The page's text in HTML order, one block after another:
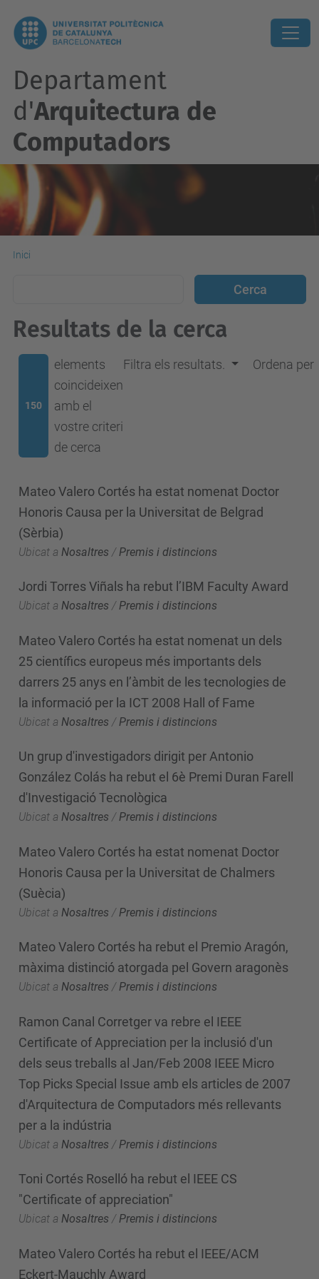
Departament
d'Arquitectura de
Computadors
Inici
Resultats de la cerca
150
elements
coincideixen
amb el
vostre criteri
de cerca
Filtra els resultats. Ordena per
Mateo Valero Cortés ha estat nomenat Doctor
Honoris Causa per la Universitat de Belgrad
(Sèrbia)
Ubicat a Nosaltres / Premis i distincions
Jordi Torres Viñals ha rebut l’IBM Faculty Award
Ubicat a Nosaltres /Premis i distincions
Mateo Valero Cortés ha estat nomenat un dels
25 científics europeus més importants dels
darrers 25 anys en l’àmbit de les tecnologies de
la informació per la ICT 2008 Hall of Fame
Ubicat a Nosaltres / Premis i distincions
Un grup d'investigadors dirigit per Antonio
González Colás ha rebut el 6è Premi Duran Farell
d'Investigació Tecnològica
Ubicat a Nosaltres /Premis i distincions
Mateo Valero Cortés ha estat nomenat Doctor
Honoris Causa per la Universitat de Chalmers
(Suècia)
Ubicat a Nosaltres / Premis i distincions
Mateo Valero Cortés ha rebut el Premio Aragón,
màxima distinció atorgada pel Govern aragonès
Ubicat a Nosaltres /Premis i distincions
Ramon Canal Corretger va rebre el IEEE
Certificate of Appreciation per la inclusió d'un
dels seus treballs al Jan/Feb 2008 IEEE Micro
Top Picks Special Issue amb els articles de 2007
d'Arquitectura de Computadors més rellevants
per a la indústria
Ubicat a Nosaltres / Premis i distincions
Toni Cortés Roselló ha rebut el IEEE CS
"Certificate of appreciation"
Ubicat a Nosaltres /Premis i distincions
Mateo Valero Cortés ha rebut el IEEE/ACM
Eckert-Mauchly Award